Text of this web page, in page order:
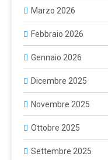
Marzo 2026
Febbraio 2026
Gennaio 2026
Dicembre 2025
Novembre 2025
Ottobre 2025
Settembre 2025